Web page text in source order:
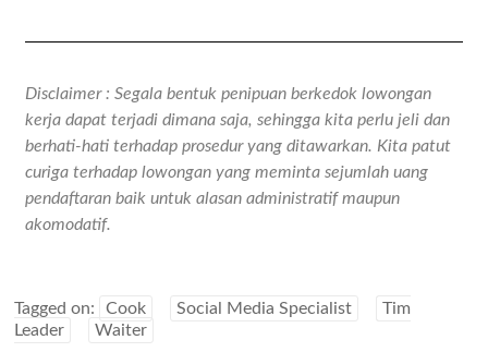
Disclaimer : Segala bentuk penipuan berkedok lowongan
kerja dapat terjadi dimana saja, sehingga kita perlu jeli dan
berhati-hati terhadap prosedur yang ditawarkan. Kita patut
curiga terhadap lowongan yang meminta sejumlah uang
pendaftaran baik untuk alasan administratif maupun
akomodatif.
Tagged on: Cook Social Media Specialist
Tim
Leader
Waiter